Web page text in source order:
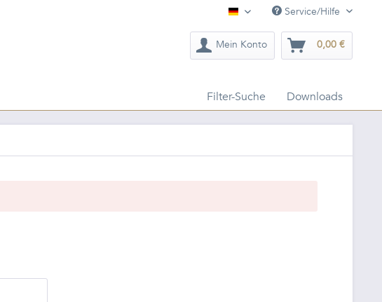
Deutsch Service/Hilfe
Mein Konto 0,00 €
Filter-Suche Downloads